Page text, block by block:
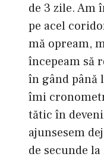
de 3 zile. Am
pe acel
mă opream,
începeam să
în gând până
îmi
tătic în
ajunsesem
de secunde